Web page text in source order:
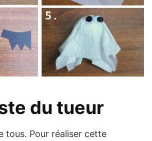
du tueur
tous. Pour réaliser cette